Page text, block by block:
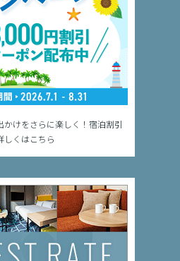
かけをさらに楽しく！宿泊割引
しくはこちら